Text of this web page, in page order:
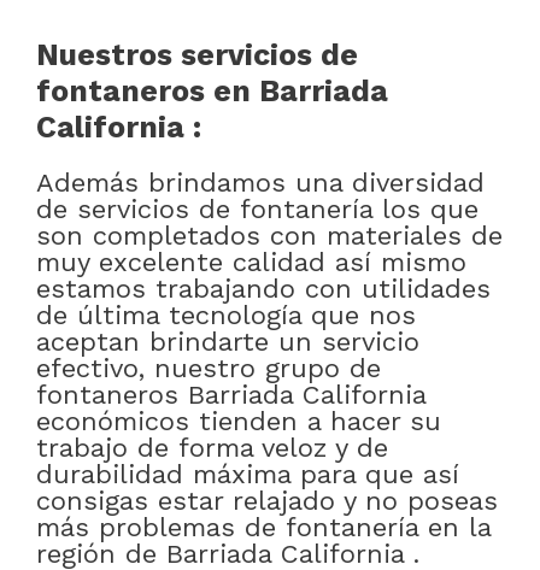
Nuestros servicios de
fontaneros en Barriada
California :
Además brindamos una diversidad
de servicios de fontanería los que
son completados con materiales de
muy excelente calidad así mismo
estamos trabajando con utilidades
de última tecnología que nos
aceptan brindarte un servicio
efectivo, nuestro grupo de
fontaneros Barriada California
económicos tienden a hacer su
trabajo de forma veloz y de
durabilidad máxima para que así
consigas estar relajado y no poseas
más problemas de fontanería en la
región de Barriada California .